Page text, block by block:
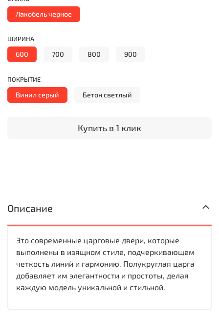
Купить в 1 клик
Лакобель черное
ШИРИНА
600 700 800 900
ПОКРЫТИЕ
Винил серый Бетон светлый
Описание
Это современные царговые двери, которые
выполнены в изящном стиле, подчеркивающем
четкость линий и гармонию. Полукруглая царга
добавляет им элегантности и простоты, делая
каждую модель уникальной и стильной.